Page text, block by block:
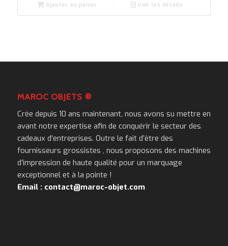
Ajouter au panier Voir les détails
MAROC OBJETS ®
Crée depuis 10 ans maintenant, nous avons su mettre en
avant notre expertise afin de conquérir le secteur des
cadeaux d’entreprises. Outre le fait d’être des
fournisseurs grossistes , nous proposons des machines
d’impression de haute qualité pour un marquage
exceptionnel et à la pointe !
Email : contact@maroc-objet.com